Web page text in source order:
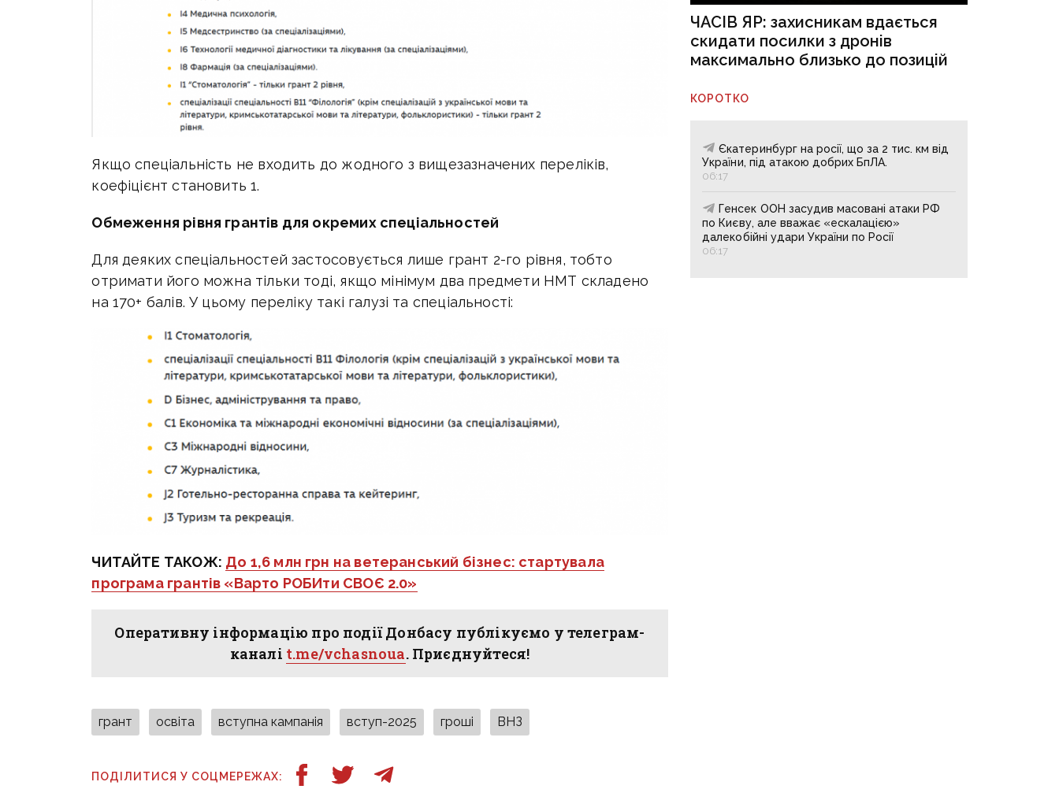
Якщо спеціальність не входить до жодного з вищезазначених переліків,
коефіцієнт становить 1.
Обмеження рівня грантів для окремих спеціальностей
Для деяких спеціальностей застосовується лише грант 2-го рівня, тобто
отримати його можна тільки тоді, якщо мінімум два предмети НМТ складено
на 170+ балів. У цьому переліку такі галузі та спеціальності:
ЧИТАЙТЕ ТАКОЖ: До 1,6 млн грн на ветеранський бізнес: стартувала
програма грантів «Варто РОБИти СВОЄ 2.0»
Оперативну інформацію про події Донбасу публікуємо у телеграм-
каналі t.me/vchasnoua. Приєднуйтеся!
грант освіта вступна кампанія вступ-2025 гроші ВНЗ
ПОДІЛИТИСЯ У СОЦМЕРЕЖАХ:
ЧАСІВ ЯР: захисникам вдається
скидати посилки з дронів
максимально близько до позицій
КОРОТКО
Єкатеринбург на росії, що за 2 тис. км від
України, під атакою добрих БпЛА.
06:17
Генсек ООН засудив масовані атаки РФ
по Києву, але вважає «ескалацією»
далекобійні удари України по Росії
06:17